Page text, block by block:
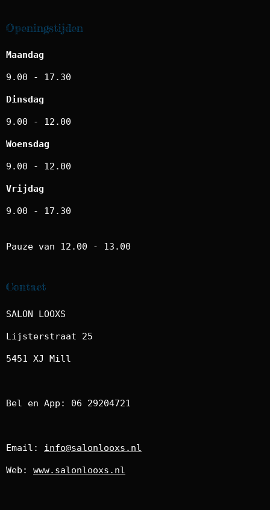
Openingstijden
Maandag
9.00 - 17.30
Dinsdag
9.00 - 12.00
Woensdag
9.00 - 12.00
Vrijdag
9.00 - 17.30
Pauze van 12.00 - 13.00
Contact
SALON LOOXS
Lijsterstraat 25
5451 XJ Mill
Bel en App: 06 29204721
Email: info@salonlooxs.nl
Web: www.salonlooxs.nl